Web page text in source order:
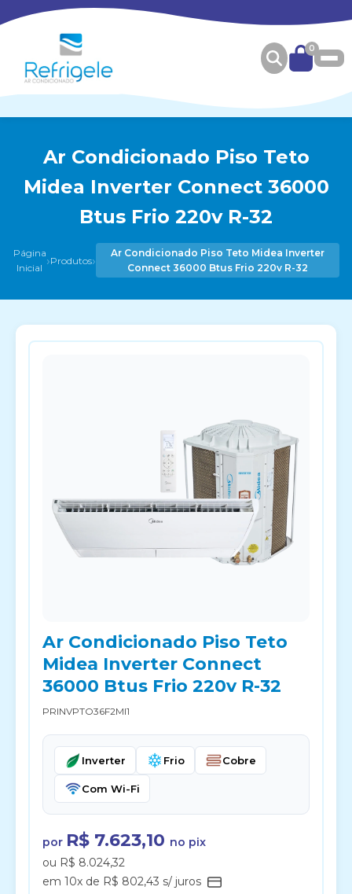
0
Ar Condicionado Piso Teto
Midea Inverter Connect 36000
Btus Frio 220v R-32
Página
Inicial ›Produtos›
Ar Condicionado Piso Teto Midea Inverter
Connect 36000 Btus Frio 220v R-32
Ar Condicionado Piso Teto
Midea Inverter Connect
36000 Btus Frio 220v R-32
PRINVPTO36F2MI1
Inverter Frio Cobre
Com Wi-Fi
por R$ 7.623,10 no pix
ou R$ 8.024,32
em 10x de R$ 802,43 s/ juros